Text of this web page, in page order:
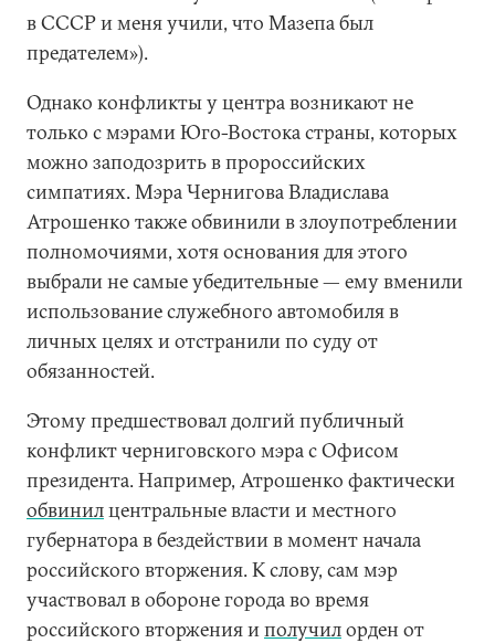
в СССР и меня учили, что Мазепа был
предателем»).
Однако конфликты у центра возникают не
только с мэрами Юго-Востока страны, которых
можно заподозрить в пророссийских
симпатиях. Мэра Чернигова Владислава
Атрошенко также обвинили в злоупотреблении
полномочиями, хотя основания для этого
выбрали не самые убедительные — ему вменили
использование служебного автомобиля в
личных целях и отстранили по суду от
обязанностей.
Этому предшествовал долгий публичный
конфликт черниговского мэра с Офисом
президента. Например, Атрошенко фактически
обвинилцентральные власти и местного
губернатора в бездействии в момент начала
российского вторжения. К слову, сам мэр
участвовал в обороне города во время
российского вторжения иполучилорден от